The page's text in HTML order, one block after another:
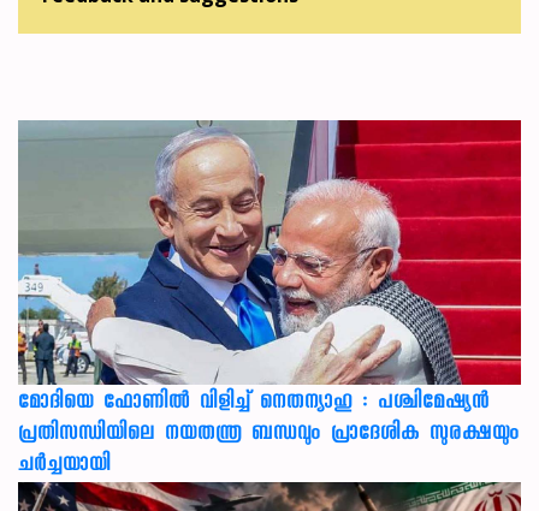
മോദിയെ ഫോണിൽ വിളിച്ച് നെതന്യാഹു : പശ്ചിമേഷ്യൻ
പ്രതിസന്ധിയിലെ നയതന്ത്ര ബന്ധവും പ്രാദേശിക സുരക്ഷയും
ചർച്ചയായി